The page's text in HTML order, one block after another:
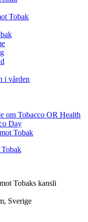
Tobak
i vården
om Tobacco OR Health
Day
Tobak
Tobaks kansli
Sverige